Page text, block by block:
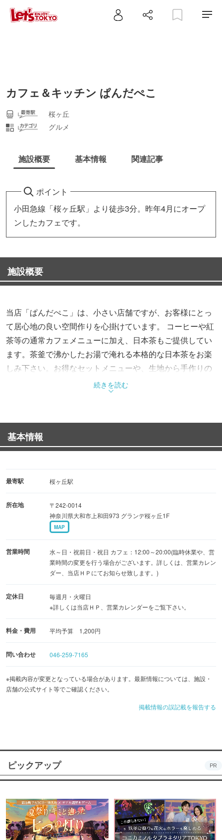
カフェ＆キッチン ぱんだぺこ
桜ヶ丘
グルメ
施設概要 基本情報 関連記事
ポイント
小田急線「桜ヶ丘駅」より徒歩3分。昨年4月にオープ
ンしたカフェです。
施設概要
当店「ぱんだぺこ」は、小さい店舗ですが、お客様にとっ
て居心地の良い空間作りを心掛けています。 コーヒーや紅
茶等の通常カフェメニューに加え、日本茶もご提供してい
ます。茶釜で沸かしたお湯で淹れる本格的な日本茶をお楽
しみ下さい。お得なセットメニューや、生地から手作りの
キッシュ、シンプルホットサンド等のお食事メニューもご
用意しております。皆様のご来店、心よりお待ちしており
続きを読む
基本情報
最寄駅 桜ヶ丘駅
所在地
〒242-0014
神奈川県大和市上和田973 グランデ桜ヶ丘1F
MAP
営業時間
水～日・祝前日・祝日 カフェ：12:00～20:00(臨時休業や、営
業時間の変更を行う場合がございます。詳しくは、営業カレン
ダー、当店ＨＰにてお知らせ致します。)
定休日
毎週月・火曜日
※詳しくは当店ＨＰ、営業カレンダーをご覧下さい。
料金・費用 平均予算 1,200円
問い合わせ 046-259-7165
※掲載内容が変更となっている場合があります。最新情報については、施設・
店舗の公式サイト等でご確認ください。
掲載情報の誤記載を報告する
ピックアップ PR